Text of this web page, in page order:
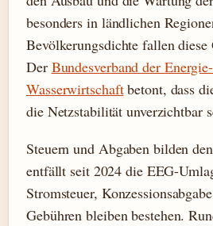
besonders in ländlichen
Bevölkerungsdichte fallen diese
Der Bundesverband der
Wasserwirtschaftbetont, dass
die Netzstabilität unverzichtbar
Steuern und Abgaben bilden
entfällt seit 2024 die EEG-
Stromsteuer,
Gebühren bleiben bestehen.